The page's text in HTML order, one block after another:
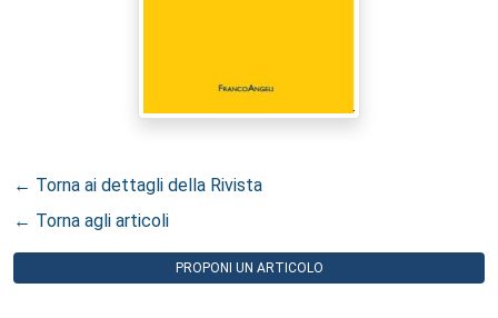
← Torna ai dettagli della Rivista
← Torna agli articoli
PROPONI UN ARTICOLO